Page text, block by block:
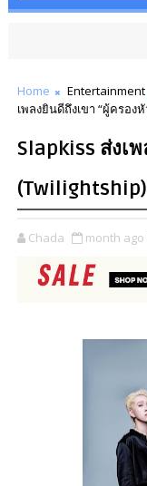
Home Entertainment
เพลงยินดีถึงเขา “ผู้ครอง
Slapkiss ส่งเ
Chada month ago